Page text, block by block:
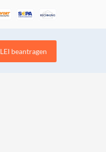
LEI beantragen